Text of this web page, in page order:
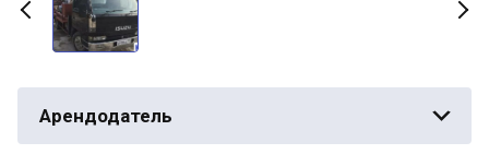
Арендодатель